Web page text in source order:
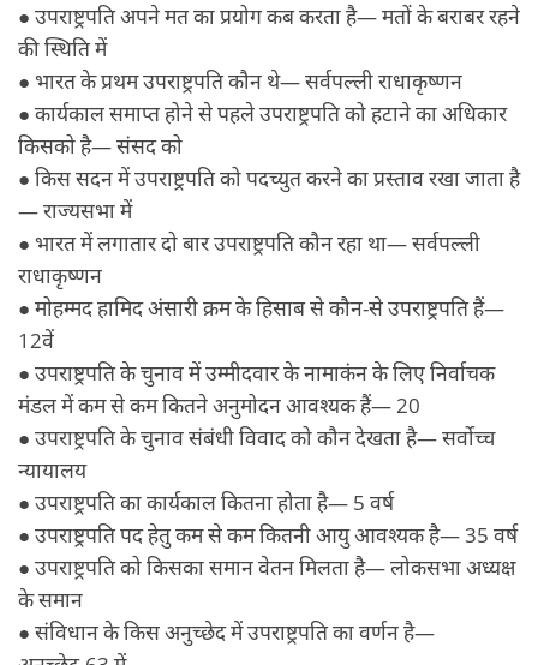
● उपराष्ट्रपति अपने मत का प्रयोग कब करता है— मतों के बराबर रहने
की स्थिति में
● भारत के प्रथम उपराष्ट्रपति कौन थे— सर्वपल्ली राधाकृष्णन
● कार्यकाल समाप्त होने से पहले उपराष्ट्रपति को हटाने का अधिकार
किसको है— संसद को
● किस सदन में उपराष्ट्रपति को पदच्युत करने का प्रस्ताव रखा जाता है
— राज्यसभा में
● भारत में लगातार दो बार उपराष्ट्रपति कौन रहा था— सर्वपल्ली
राधाकृष्णन
● मोहम्मद हामिद अंसारी क्रम के हिसाब से कौन-से उपराष्ट्रपति हैं—
12वें
● उपराष्ट्रपति के चुनाव में उम्मीदवार के नामाकंन के लिए निर्वाचक
मंडल में कम से कम कितने अनुमोदन आवश्यक हैं— 20
● उपराष्ट्रपति के चुनाव संबंधी विवाद को कौन देखता है— सर्वोच्च
न्यायालय
● उपराष्ट्रपति का कार्यकाल कितना होता है— 5 वर्ष
● उपराष्ट्रपति पद हेतु कम से कम कितनी आयु आवश्यक है— 35 वर्ष
● उपराष्ट्रपति को किसका समान वेतन मिलता है— लोकसभा अध्यक्ष
के समान
● संविधान के किस अनुच्छेद में उपराष्ट्रपति का वर्णन है—